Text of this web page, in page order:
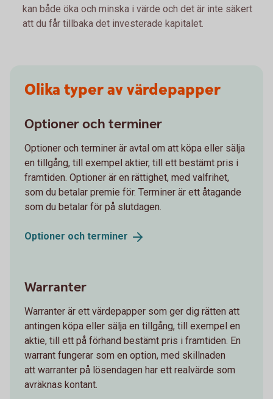
kan både öka och minska i värde och det är inte säkert
att du får tillbaka det investerade kapitalet.
Olika typer av värdepapper
Optioner och terminer
Optioner och terminer är avtal om att köpa eller sälja
en tillgång, till exempel aktier, till ett bestämt pris i
framtiden. Optioner är en rättighet, med valfrihet,
som du betalar premie för. Terminer är ett åtagande
som du betalar för på slutdagen.
Optioner och terminer
Warranter
Warranter är ett värdepapper som ger dig rätten att
antingen köpa eller sälja en tillgång, till exempel en
aktie, till ett på förhand bestämt pris i framtiden. En
warrant fungerar som en option, med skillnaden
att warranter på lösendagen har ett realvärde som
avräknas kontant.